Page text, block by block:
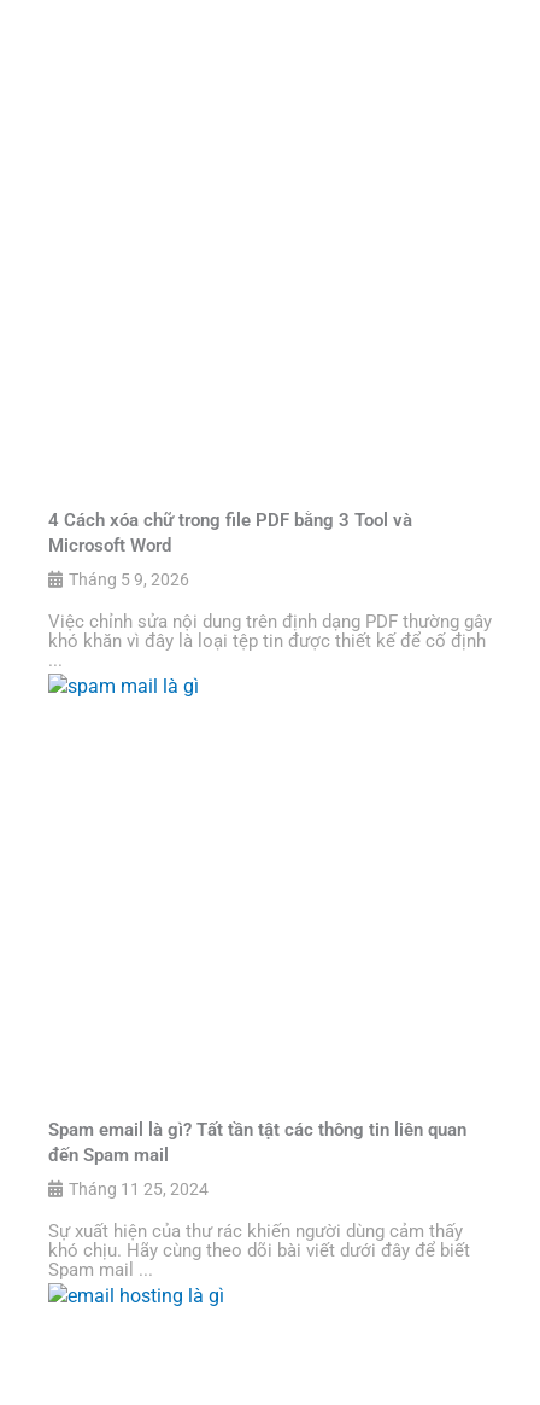
4 Cách xóa chữ trong file PDF bằng 3 Tool và
Microsoft Word
Tháng 5 9, 2026
Việc chỉnh sửa nội dung trên định dạng PDF thường gây
khó khăn vì đây là loại tệp tin được thiết kế để cố định
...
Spam email là gì? Tất tần tật các thông tin liên quan
đến Spam mail
Tháng 11 25, 2024
Sự xuất hiện của thư rác khiến người dùng cảm thấy
khó chịu. Hãy cùng theo dõi bài viết dưới đây để biết
Spam mail ...